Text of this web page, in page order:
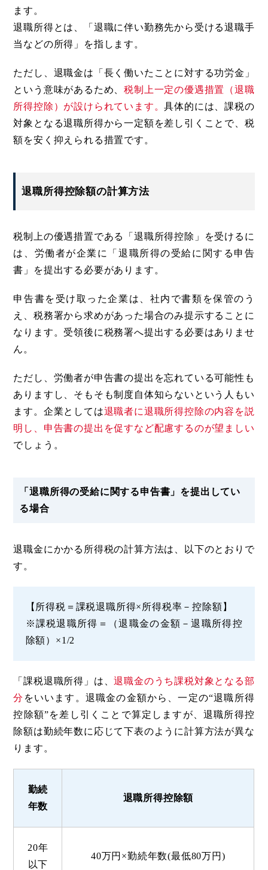
ます。
退職所得とは、「退職に伴い勤務先から受ける退職手
当などの所得」を指します。
ただし、退職金は「長く働いたことに対する功労金」
という意味があるため、税制上一定の優遇措置（退職
所得控除）が設けられています。具体的には、課税の
対象となる退職所得から一定額を差し引くことで、税
額を安く抑えられる措置です。
退職所得控除額の計算方法
税制上の優遇措置である「退職所得控除」を受けるに
は、労働者が企業に「退職所得の受給に関する申告
書」を提出する必要があります。
申告書を受け取った企業は、社内で書類を保管のう
え、税務署から求めがあった場合のみ提示することに
なります。受領後に税務署へ提出する必要はありませ
ん。
ただし、労働者が申告書の提出を忘れている可能性も
ありますし、そもそも制度自体知らないという人もい
ます。企業としては退職者に退職所得控除の内容を説
明し、申告書の提出を促すなど配慮するのが望ましい
でしょう。
「退職所得の受給に関する申告書」を提出してい
る場合
退職金にかかる所得税の計算方法は、以下のとおりで
す。
【所得税＝課税退職所得×所得税率－控除額】
※課税退職所得＝（退職金の金額－退職所得控
除額）×1/2
「課税退職所得」は、退職金のうち課税対象となる部
分 をいいます。退職金の金額から、一定の“退職所得
控除額”を差し引くことで算定しますが、退職所得控
除額は勤続年数に応じて下表のように計算方法が異な
ります。
勤続
年数
退職所得控除額
20年
以下
40万円×勤続年数(最低80万円)